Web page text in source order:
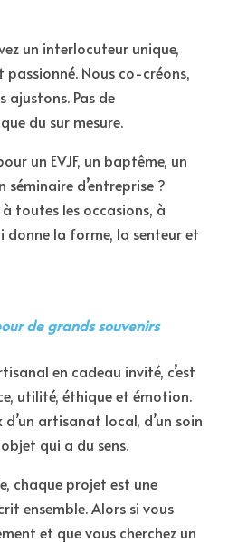
un interlocuteur unique,
Nous co-créons,
ajustons. Pas de
du sur mesure.
un EVJF, un baptême, un
séminaire d’entreprise ?
à toutes les occasions, à
donne la forme, la senteur et
de grands souvenirs
en cadeau invité, c’est
utilité, éthique et émotion.
d’un artisanat local, d’un soin
qui a du sens.
chaque projet est une
ensemble. Alors si vous
et que vous cherchez un